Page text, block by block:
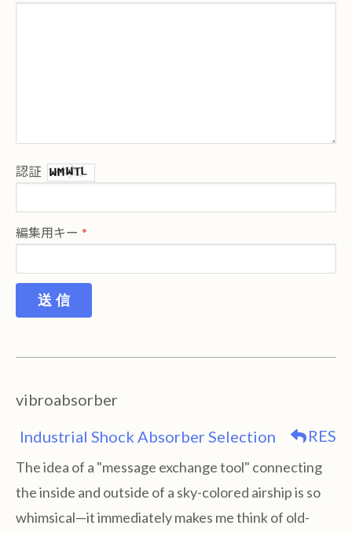
認証
編集用キー
送 信
vibroabsorber
Industrial Shock Absorber Selection
RES
The idea of a "message exchange tool" connecting
the inside and outside of a sky-colored airship is so
whimsical—it immediately makes me think of old-